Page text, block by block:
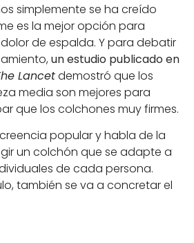
simplemente se ha creído
es la mejor opción para
de espalda. Y para debatir
un estudio publicado en
Lancetdemostró que los
media son mejores para
que los colchones muy firmes.
popular y habla de la
un colchón que se adapte a
de cada persona.
también se va a concretar el